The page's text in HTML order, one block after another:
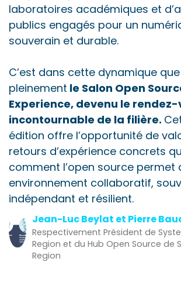
laboratoires académiques et
publics engagés pour un
souverain et durable.
C’est dans cette dynamique que
pleinement le Salon Open
Experience, devenu le rendez-
incontournable de la filière.
édition offre l’opportunité de
retours d’expérience concrets
comment l’open source permet
environnement collaboratif,
indépendant et résilient.
Jean-Luc Beylat et Pierre
Respectivement Président de
Region et du Hub Open Source de
Region